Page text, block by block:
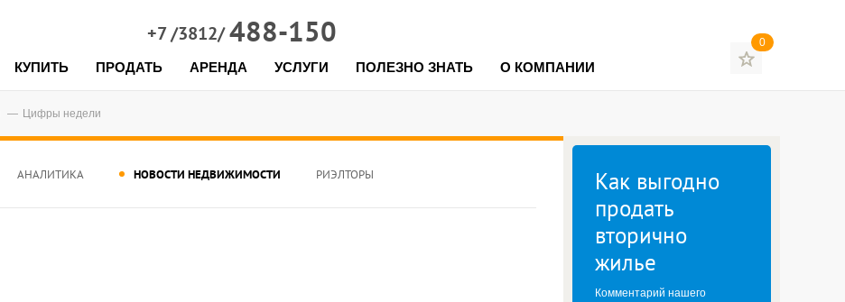
+7 /3812/488-150
КУПИТЬ ПРОДАТЬ АРЕНДА УСЛУГИ ПОЛЕЗНО ЗНАТЬ О КОМПАНИИ
0
Цифры недели
АНАЛИТИКА НОВОСТИ НЕДВИЖИМОСТИ РИЭЛТОРЫ
Как выгодно
продать
вторично
жилье
Комментарий нашего